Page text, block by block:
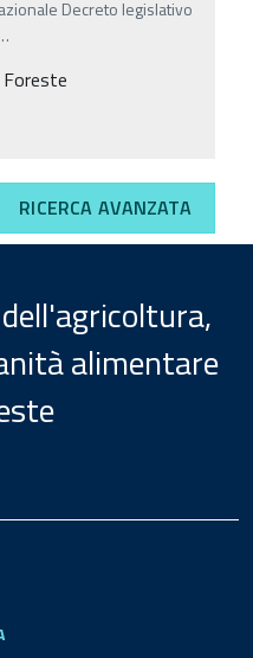
Decreto legislativo
RICERCA AVANZATA
alimentare